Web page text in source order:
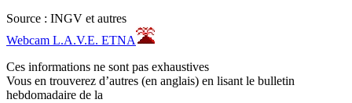
Source : INGV et autres
Webcam L.A.V.E. ETNA
Ces informations ne sont pas exhaustives
Vous en trouverez d’autres (en anglais) en lisant le bulletin
hebdomadaire de la